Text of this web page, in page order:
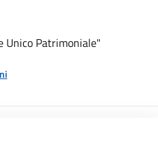
Unico Patrimoniale"